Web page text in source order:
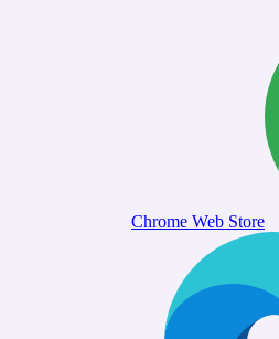
Chrome Web Store